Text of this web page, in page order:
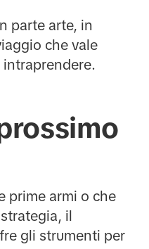
parte arte, in
che vale
prime armi o che
il
gli strumenti per